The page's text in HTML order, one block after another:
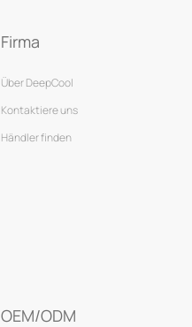
Firma
Über DeepCool
Kontaktiere uns
Händler finden
OEM/ODM